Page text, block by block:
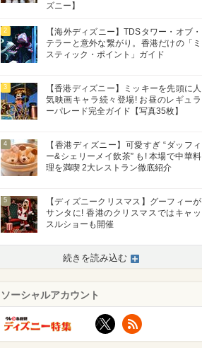
ズニー】
2
【海外ディズニー】TDSタワー・オブ・
テラーと意外な繋がり。香港だけの「ミ
スティック・ポイント」ガイド
3
【香港ディズニー】ミッキーを先頭に人
気映画キャラ続々登場! お昼のレギュラ
ーパレード完全ガイド【写真35枚】
4
【香港ディズニー】可愛すぎ “ダッフィ
ー&シェリーメイ飲茶” も! 本場で中華料
理を満喫 2大レストラン徹底紹介
5
【ディズニークリスマス】グーフィーが
サンタに! 香港のクリスマスではキャッ
スルショーも開催
続きを読み込む
ソーシャルアカウント
X